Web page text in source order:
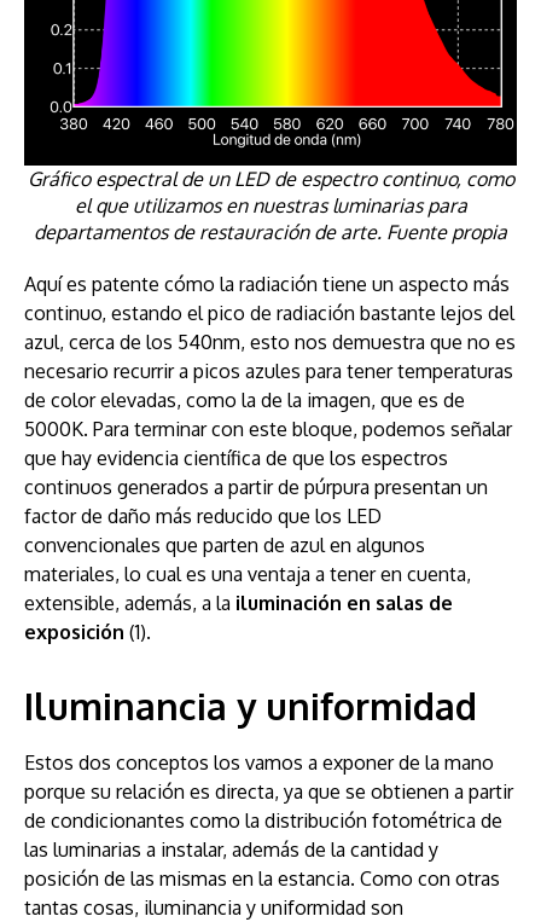
Gráfico espectral de un LED de espectro continuo, como
el que utilizamos en nuestras luminarias para
departamentos de restauración de arte. Fuente propia
Aquí es patente cómo la radiación tiene un aspecto más
continuo, estando el pico de radiación bastante lejos del
azul, cerca de los 540nm, esto nos demuestra que no es
necesario recurrir a picos azules para tener temperaturas
de color elevadas, como la de la imagen, que es de
5000K. Para terminar con este bloque, podemos señalar
que hay evidencia científica de que los espectros
continuos generados a partir de púrpura presentan un
factor de daño más reducido que los LED
convencionales que parten de azul en algunos
materiales, lo cual es una ventaja a tener en cuenta,
extensible, además, a la iluminación en salas de
exposición (1).
Iluminancia y uniformidad
Estos dos conceptos los vamos a exponer de la mano
porque su relación es directa, ya que se obtienen a partir
de condicionantes como la distribución fotométrica de
las luminarias a instalar, además de la cantidad y
posición de las mismas en la estancia. Como con otras
tantas cosas, iluminancia y uniformidad son